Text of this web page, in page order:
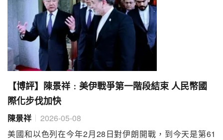
【博評】陳景祥﹕美伊戰爭第一階段結束 人民幣國
際化步伐加快
陳景祥
2026-05-08
美國和以色列在今年2月28日對伊朗開戰，到今天是第61